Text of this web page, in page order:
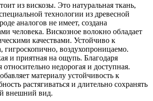
из вискозы. Это натуральная ткань,
технологии из древесной
аналогов не имеет, создана
человека. Вискозное волокно обладает
качествами. Устойчиво к
гигроскопично, воздухопроницаемо.
и приятная на ощупь. Благодаря
относительно недорогая и доступная.
материалу устойчивость к
растягиваться и длительно сохранять
внешний вид.